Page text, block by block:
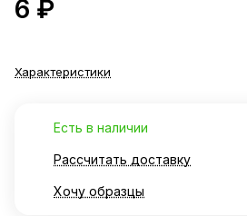
6 ₽
Характеристики
Есть в наличии
Рассчитать доставку
Хочу образцы